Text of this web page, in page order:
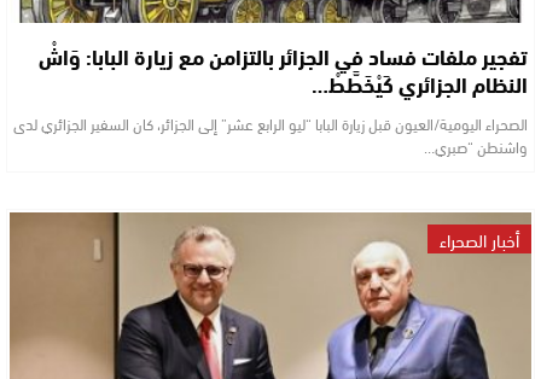
تفجير ملفات فساد في الجزائر بالتزامن مع زيارة البابا: وَاشْ
النظام الجزائري كَيْخَطَّطْ…
الصحراء اليومية/العيون قبل زيارة البابا “ليو الرابع عشر” إلى الجزائر، كان السفير الجزائري لدى
واشنطن “صبري…
أخبار الصحراء